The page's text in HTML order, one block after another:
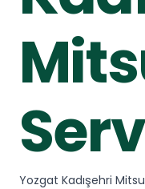
Yozgat Kadışehri